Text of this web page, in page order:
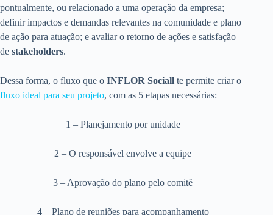
pontualmente, ou relacionado a uma operação da empresa;
definir impactos e demandas relevantes na comunidade e plano
de ação para atuação; e avaliar o retorno de ações e satisfação
de stakeholders.
Dessa forma, o fluxo que o INFLOR Sociall te permite criar o
fluxo ideal para seu projeto, com as 5 etapas necessárias:
1 – Planejamento por unidade
2 – O responsável envolve a equipe
3 – Aprovação do plano pelo comitê
4 – Plano de reuniões para acompanhamento